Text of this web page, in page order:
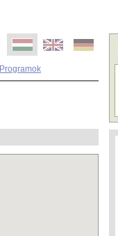
Programok